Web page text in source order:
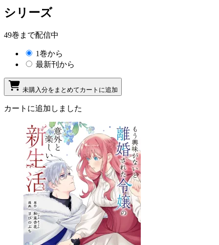
シリーズ
49巻まで配信中
1巻から
最新刊から
未購入分をまとめてカートに追加
カートに追加しました